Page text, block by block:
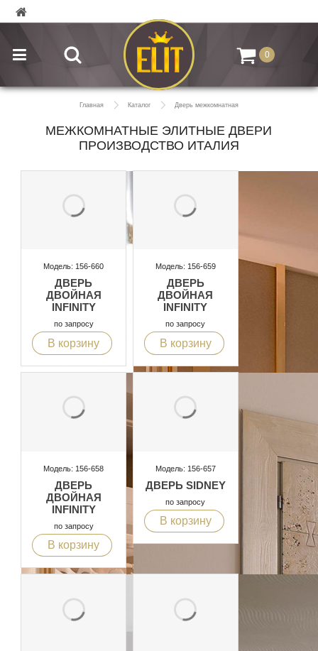
0
Главная Каталог Дверь межкомнатная
МЕЖКОМНАТНЫЕ ЭЛИТНЫЕ ДВЕРИ
ПРОИЗВОДСТВО ИТАЛИЯ
Модель: 156-660
ДВЕРЬ
ДВОЙНАЯ
INFINITY
по запросу
В корзину
Модель: 156-659
ДВЕРЬ
ДВОЙНАЯ
INFINITY
по запросу
В корзину
Модель: 156-658
ДВЕРЬ
ДВОЙНАЯ
INFINITY
по запросу
В корзину
Модель: 156-657
ДВЕРЬ SIDNEY
по запросу
В корзину